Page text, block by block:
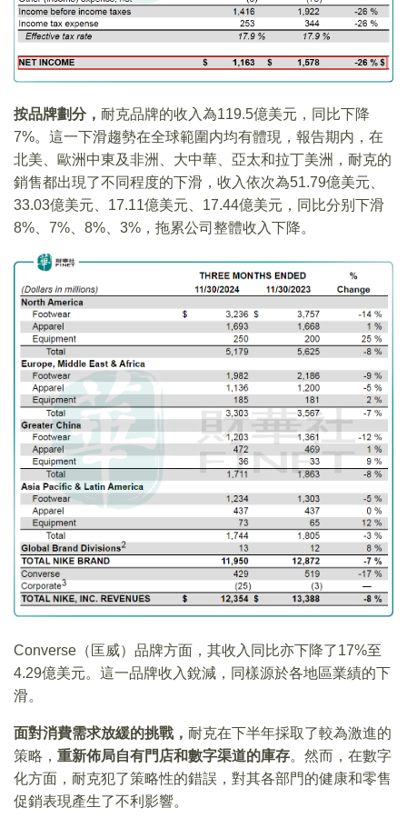
按品牌劃分， 耐克品牌的收入為119.5億美元，同比下降
7%。這一下滑趨勢在全球範圍内均有體現，報告期内，在
北美、歐洲中東及非洲、大中華、亞太和拉丁美洲，耐克的
銷售都出現了不同程度的下滑，收入依次為51.79億美元、
33.03億美元、17.11億美元、17.44億美元，同比分别下滑
8%、7%、8%、3%，拖累公司整體收入下降。
Converse（匡威）品牌方面，其收入同比亦下降了17%至
4.29億美元。這一品牌收入銳減，同樣源於各地區業績的下
滑。
面對消費需求放緩的挑戰， 耐克在下半年採取了較為激進的
策略， 重新佈局自有門店和數字渠道的庫存。然而，在數字
化方面，耐克犯了策略性的錯誤，對其各部門的健康和零售
促銷表現產生了不利影響。